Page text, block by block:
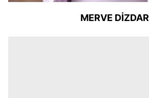
MERVE DİZDAR